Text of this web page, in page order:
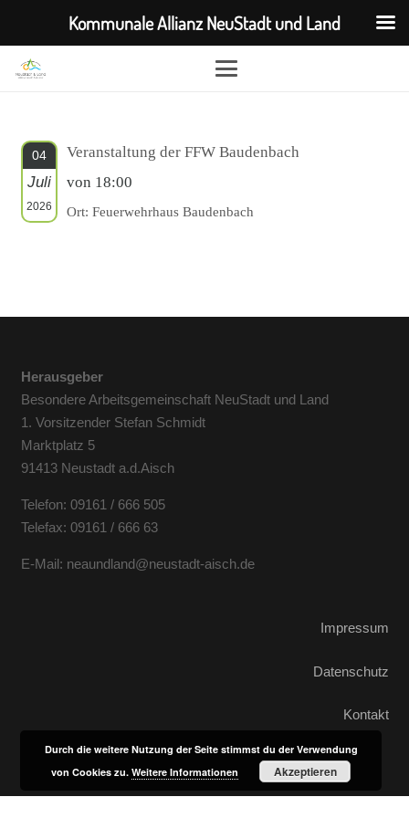
04
Juli
2026
Veranstaltung der FFW Baudenbach
von 18:00
Ort: Feuerwehrhaus Baudenbach
Herausgeber
Besondere Arbeitsgemeinschaft NeuStadt und Land
1. Vorsitzender Stefan Schmidt
Marktplatz 5
91413 Neustadt a.d.Aisch
Telefon: 09161 / 666 505
Telefax: 09161 / 666 63
E-Mail: neaundland@neustadt-aisch.de
Impressum
Datenschutz
Kontakt
Kommunale Allianz NeuStadt und Land
Durch die weitere Nutzung der Seite stimmst du der Verwendung
von Cookies zu.Weitere Informationen Akzeptieren